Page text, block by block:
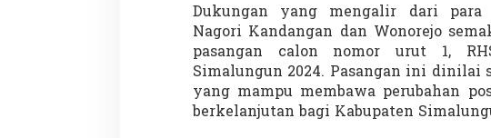
Dukungan yang mengalir dari
Nagori Kandangan dan Wonorejo
pasangan calon nomor urut 1,
Simalungun 2024. Pasangan ini dinilai
yang mampu membawa perubahan
berkelanjutan bagi Kabupaten